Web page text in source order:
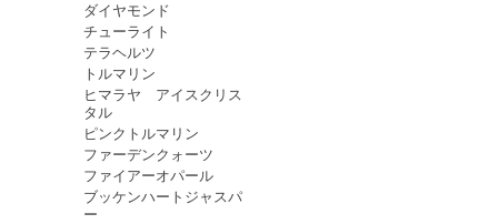
ダイヤモンド
チューライト
テラヘルツ
トルマリン
ヒマラヤ アイスクリス
タル
ピンクトルマリン
ファーデンクォーツ
ファイアーオパール
ブッケンハートジャスパ
ー